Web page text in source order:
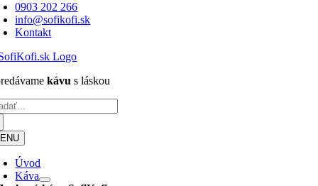
0903 202 266
info@sofikofi.sk
Kontakt
kávu s láskou
Úvod
Káva